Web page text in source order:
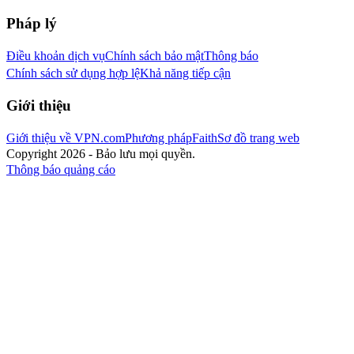
Pháp lý
Điều khoản dịch vụChính sách bảo mậtThông báo
Chính sách sử dụng hợp lệKhả năng tiếp cận
Giới thiệu
Giới thiệu về VPN.comPhương phápFaithSơ đồ trang web
Copyright 2026 - Bảo lưu mọi quyền.
Thông báo quảng cáo